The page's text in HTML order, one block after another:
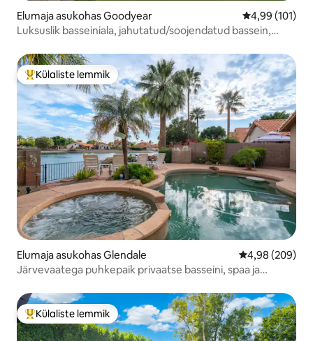
Elumaja asukohas Goodyear Keskmine
4,99 (101)
Luksuslik basseiniala, jahutatud/soojendatud bassein,
Külaliste suur lemmik
Külaliste lemmik
Elumaja asukohas Glendale Keskmine
4,98 (209)
Järvevaatega puhkepaik privaatse basseini, spaa ja
Külaliste suur lemmik
Külaliste lemmik